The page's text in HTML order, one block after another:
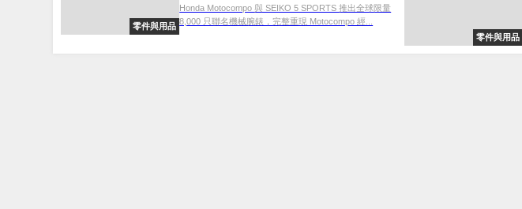
零件與用品
等經典設計
Honda Motocompo 與 SEIKO 5 SPORTS 推出全球限量
8,000 只聯名機械腕錶，完整重現 Motocompo 經...
零件與用品